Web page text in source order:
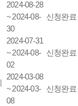
2024-08-28
~ 2024-08-
30
신청완료
2024-07-31
~ 2024-08-
02
신청완료
2024-03-08
~ 2024-03-
08
신청완료